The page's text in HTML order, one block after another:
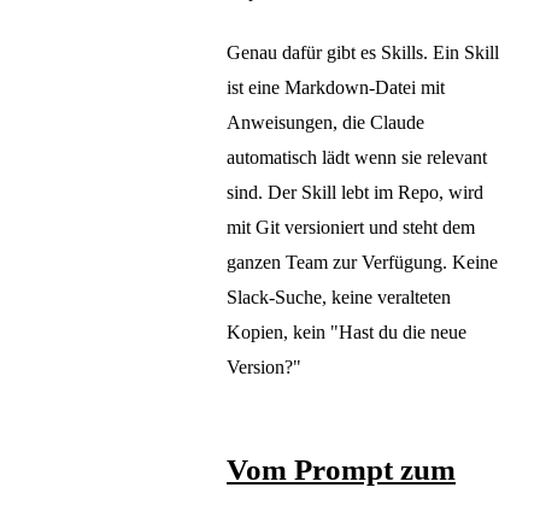
Genau dafür gibt es Skills. Ein Skill
ist eine Markdown-Datei mit
Anweisungen, die Claude
automatisch lädt wenn sie relevant
sind. Der Skill lebt im Repo, wird
mit Git versioniert und steht dem
ganzen Team zur Verfügung. Keine
Slack-Suche, keine veralteten
Kopien, kein "Hast du die neue
Version?"
Vom Prompt zum